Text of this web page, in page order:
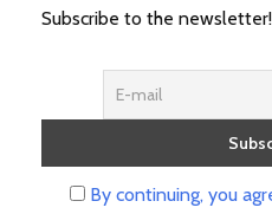
Subscribe to the newsletter!
By continuing, you